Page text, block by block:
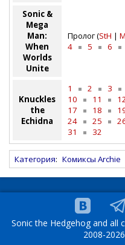
Sonic &
Mega
Man:
When
Worlds
Unite
Пролог (StH |
4
5 6
Knuckles
the
Echidna
1 2 3
10
11 12
17
18
24
25
31
32
Категория: Комиксы Archie
Sonic the Hedgehog and all
2008-